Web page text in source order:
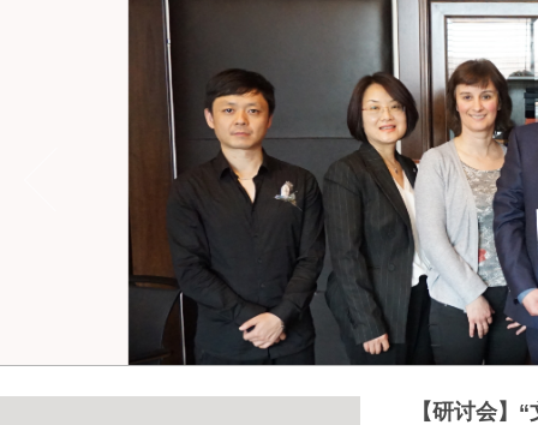
【研讨会】